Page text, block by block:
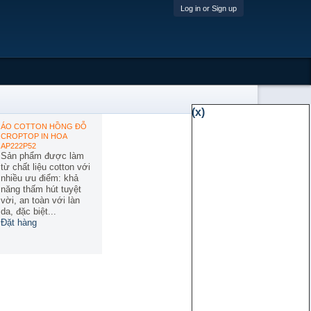
Log in or Sign up
ÁO COTTON HỒNG ĐỖ
CROPTOP IN HOA
AP222P52
Sản phẩm được làm
từ chất liệu cotton với
nhiều ưu điểm: khả
năng thấm hút tuyệt
vời, an toàn với làn
da, đặc biệt...
Đặt hàng
(x)